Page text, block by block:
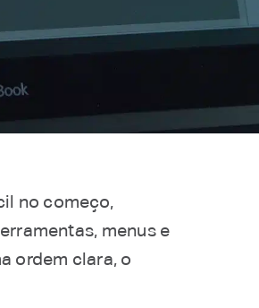
no começo,
menus e
ordem clara, o